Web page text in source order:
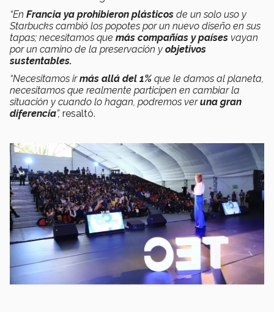
“En Francia ya prohibieron plásticos de un solo uso y
Starbucks cambió los popotes por un nuevo diseño en sus
tapas; necesitamos que más compañías y países vayan
por un camino de la preservación y objetivos
sustentables.
“Necesitamos irmás allá del 1% que le damos al planeta,
necesitamos que realmente participen en cambiar la
situación y cuando lo hagan, podremos veruna gran
diferencia”, resaltó.